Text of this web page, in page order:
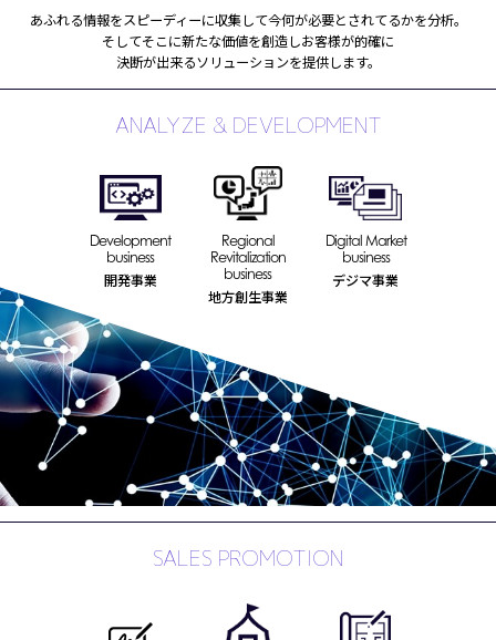
あふれる情報をスピーディーに収集して今何が必要とされてるかを分析。
そしてそこに新たな価値を創造しお客様が的確に
決断が出来るソリューションを提供します。
ANALYZE & DEVELOPMENT
Development
business
開発事業
Regional
Revitalization
business
地方創生事業
Digital Market
business
デジマ事業
SALES PROMOTION